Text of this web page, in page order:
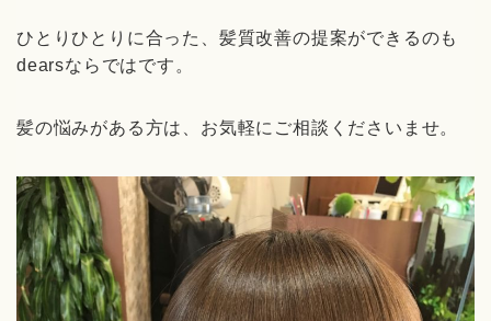
ひとりひとりに合った、髪質改善の提案ができるのも
dearsならではです。
髪の悩みがある方は、お気軽にご相談くださいませ。